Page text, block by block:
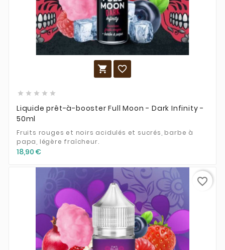
 
    
Liquide prêt-à-booster Full Moon - Dark Infinity -
50ml
Fruits rouges et noirs acidulés et sucrés, barbe à
papa, légère fraîcheur.
18,90 €
favorite_border